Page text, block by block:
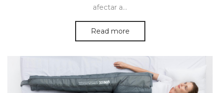
afectar a…
Read more